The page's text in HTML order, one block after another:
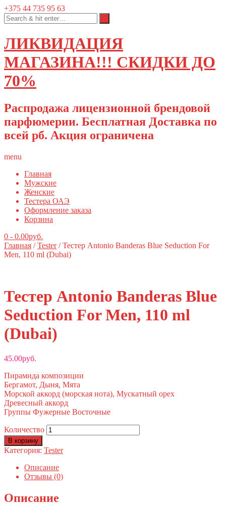
+375 44 735 95 63
ЛИКВИДАЦИЯ
МАГАЗИНА!!! СКИДКИ ДО
70%
Распродажа лицензионной брендовой
парфюмерии. Бесплатная Доставка по
всей рб. Акция ограничена
menu
Главная
Мужские
Женские
Тестера ОАЭ
Оформление заказа
Корзина
0 - 0.00руб.
Главная /Tester/ Тестер Antonio Banderas Blue Seduction For
Men, 110 ml (Dubai)
Тестер Antonio Banderas Blue
Seduction For Men, 110 ml
(Dubai)
45.00руб.
Пирамида композиции
Бергамот, Дыня, Мята
Морской аккорд (морская нота), Мускатный орех
Древесный аккорд
Группы Фужерные Восточные
Количество
В корзину
Категория: Tester
Описание
Отзывы (0)
Описание